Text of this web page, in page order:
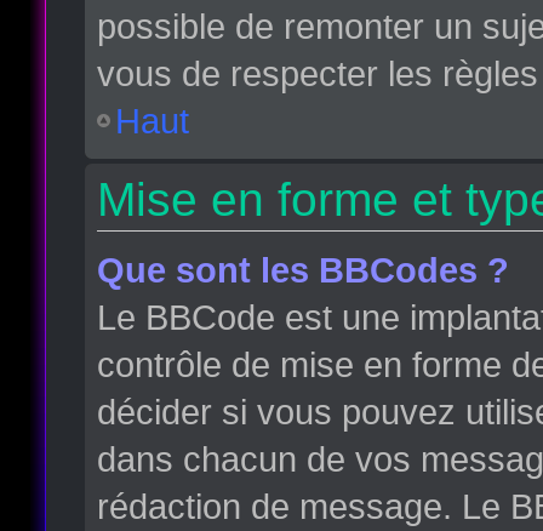
possible de remonter un
vous de respecter les
Haut
Mise en forme et
Que sont les BBCodes ?
Le BBCode est une
contrôle de mise en forme
décider si vous pouvez
dans chacun de vos
rédaction de message. Le